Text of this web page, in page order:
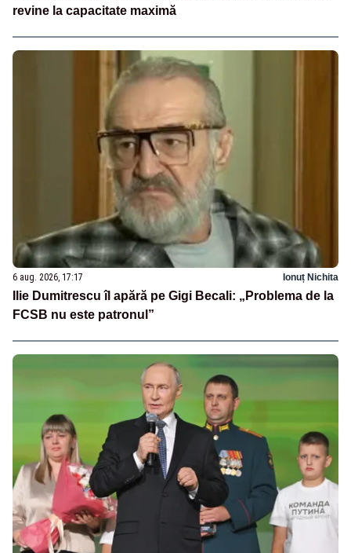
revine la capacitate maximă
6 aug. 2026, 17:17 Ionuț Nichita
Ilie Dumitrescu îl apără pe Gigi Becali: „Problema de la
FCSB nu este patronul”